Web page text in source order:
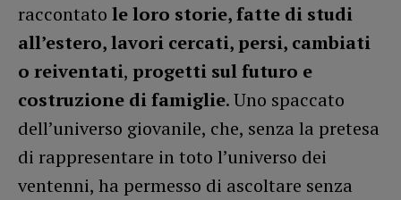
raccontato le loro storie, fatte di studi
all’estero, lavori cercati, persi, cambiati
o reiventati, progetti sul futuro e
costruzione di famiglie. Uno spaccato
dell’universo giovanile, che, senza la pretesa
di rappresentare in toto l’universo dei
ventenni, ha permesso di ascoltare senza